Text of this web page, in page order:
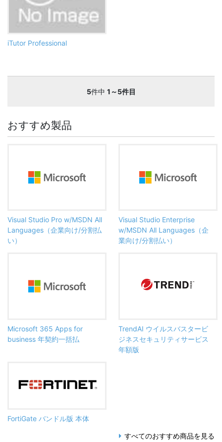
iTutor Professional
5件中 1～5件目
おすすめ製品
Visual Studio Pro w/MSDN All
Languages（企業向け/分割払
い）
Visual Studio Enterprise
w/MSDN All Languages（企
業向け/分割払い）
Microsoft 365 Apps for
business 年契約一括払
TrendAI ウイルスバスタービ
ジネスセキュリティサービス
年額版
FortiGate バンドル版 本体
すべてのおすすめ商品を見る